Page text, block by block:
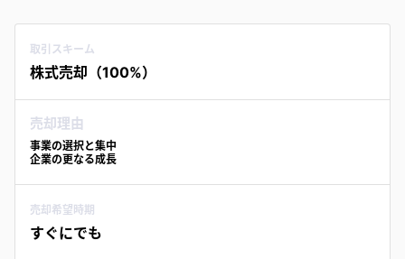
取引スキーム
株式売却（100%）
売却理由
事業の選択と集中
企業の更なる成長
売却希望時期
すぐにでも